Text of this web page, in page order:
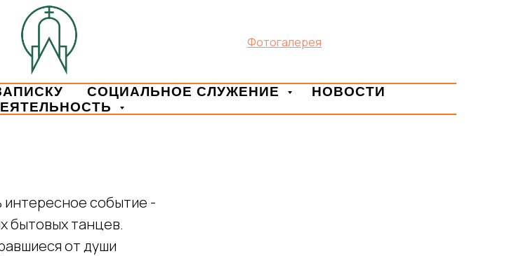
Фотогалерея
СОЦИАЛЬНОЕ СЛУЖЕНИЕ
НОВОСТИ
интересное событие -
бытовых танцев.
от души